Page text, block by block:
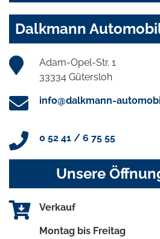
Dalkmann
Adam-Opel-Str. 1
33334 Gütersloh
info@dalkmann-
0 52 41 / 6 75 55
Unsere
Verkauf
Montag bis Freitag